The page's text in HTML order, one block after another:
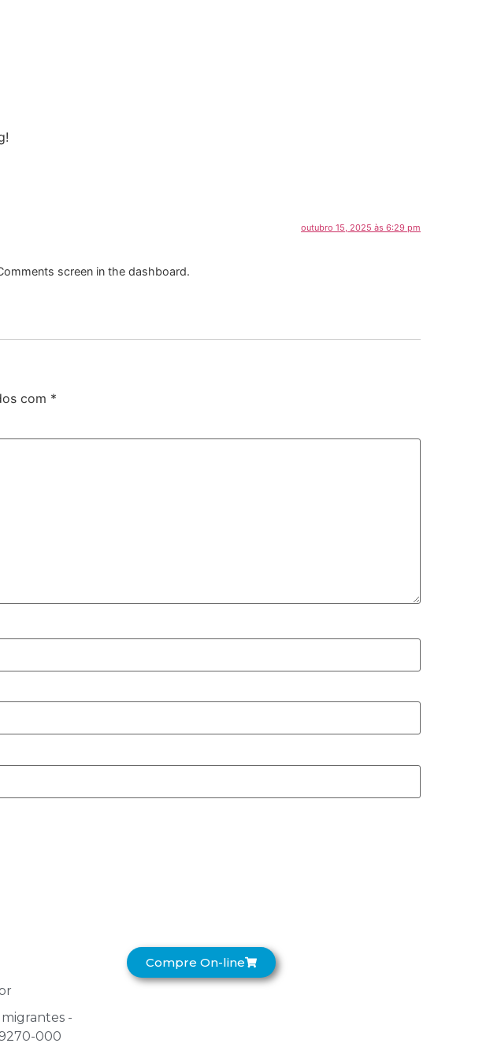
outubro 15, 2025 às 6:29 pm
screen in the dashboard.
com *
-
000
Compre On-line